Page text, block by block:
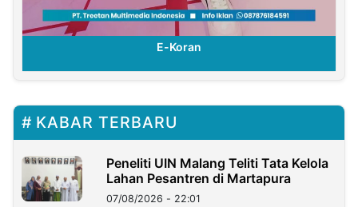
E-Koran
KABAR TERBARU
Peneliti UIN Malang Teliti Tata Kelola
Lahan Pesantren di Martapura
07/08/2026 - 22:01